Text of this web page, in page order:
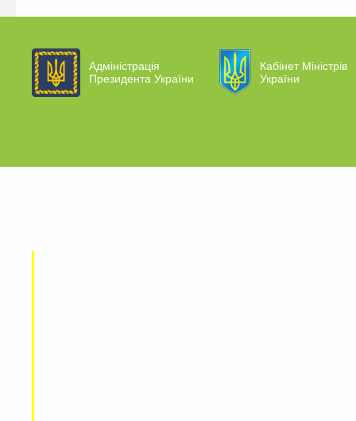
Адміністрація
Президента України
Кабінет Міністрів
України